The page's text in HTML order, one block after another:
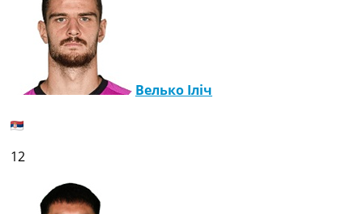
Велько Іліч
12